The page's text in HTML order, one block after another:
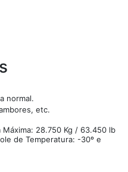
normal.
etc.
Máxima: 28.750 Kg / 63.450 lb
de Temperatura: -30º e